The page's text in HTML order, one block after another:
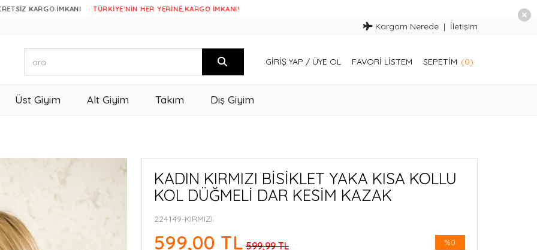
İMKANI TÜRKİYE'NİN HER YERİNE,KARGO İMKANI!
Kargom Nerede İletişim
GIRIŞ YAP / ÜYE OL FAVORI LISTEM SEPETIM (0)
Üst Giyim Alt Giyim Takım Dış Giyim
KADIN KIRMIZI BİSİKLET YAKA KISA KOLLU
KOL DÜĞMELİ DAR KESİM KAZAK
224149-KIRMIZI
%0
599,00 TL 599,99 TL